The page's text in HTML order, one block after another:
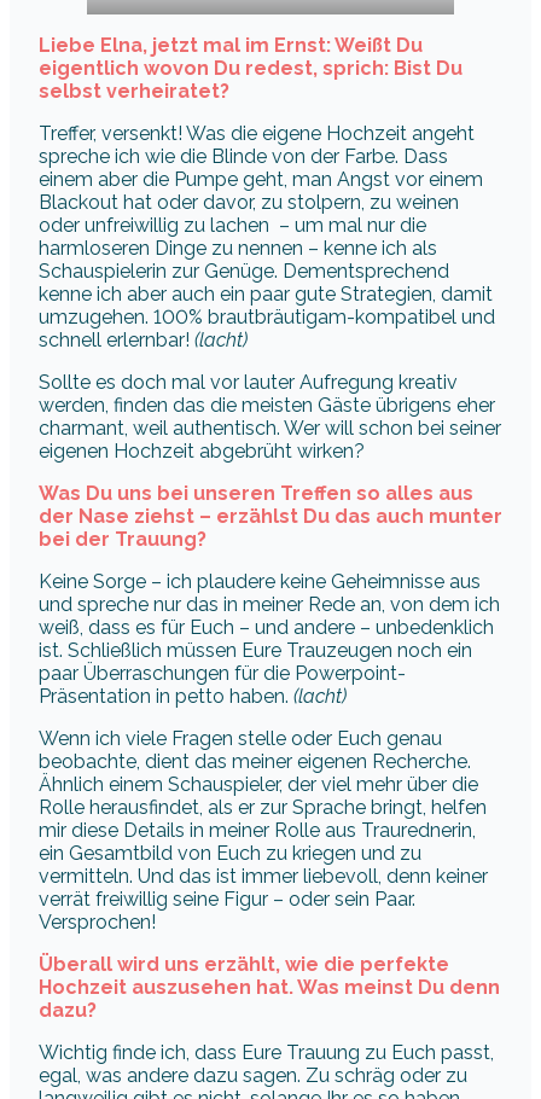
Liebe Elna, jetzt mal im Ernst: Weißt Du
eigentlich wovon Du redest, sprich: Bist Du
selbst verheiratet?
Treffer, versenkt! Was die eigene Hochzeit angeht
spreche ich wie die Blinde von der Farbe. Dass
einem aber die Pumpe geht, man Angst vor einem
Blackout hat oder davor, zu stolpern, zu weinen
oder unfreiwillig zu lachen – um mal nur die
harmloseren Dinge zu nennen – kenne ich als
Schauspielerin zur Genüge. Dementsprechend
kenne ich aber auch ein paar gute Strategien, damit
umzugehen. 100% brautbräutigam-kompatibel und
schnell erlernbar! (lacht)
Sollte es doch mal vor lauter Aufregung kreativ
werden, finden das die meisten Gäste übrigens eher
charmant, weil authentisch. Wer will schon bei seiner
eigenen Hochzeit abgebrüht wirken?
Was Du uns bei unseren Treffen so alles aus
der Nase ziehst – erzählst Du das auch munter
bei der Trauung?
Keine Sorge – ich plaudere keine Geheimnisse aus
und spreche nur das in meiner Rede an, von dem ich
weiß, dass es für Euch – und andere – unbedenklich
ist. Schließlich müssen Eure Trauzeugen noch ein
paar Überraschungen für die Powerpoint-
Präsentation in petto haben. (lacht)
Wenn ich viele Fragen stelle oder Euch genau
beobachte, dient das meiner eigenen Recherche.
Ähnlich einem Schauspieler, der viel mehr über die
Rolle herausfindet, als er zur Sprache bringt, helfen
mir diese Details in meiner Rolle aus Traurednerin,
ein Gesamtbild von Euch zu kriegen und zu
vermitteln. Und das ist immer liebevoll, denn keiner
verrät freiwillig seine Figur – oder sein Paar.
Versprochen!
Überall wird uns erzählt, wie die perfekte
Hochzeit auszusehen hat. Was meinst Du denn
dazu?
Wichtig finde ich, dass Eure Trauung zu Euch passt,
egal, was andere dazu sagen. Zu schräg oder zu